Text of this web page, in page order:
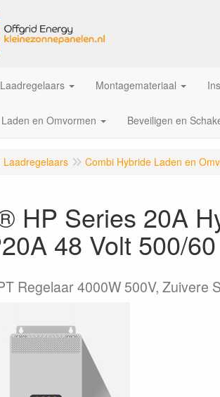
Laadregelaars Montagemateriaal
Laden en Omvormen Beveiligen en
Laadregelaars Combi Hybride Laden en
HP Series 20A
48 Volt 500/60
Regelaar 4000W 500V, Zuivere